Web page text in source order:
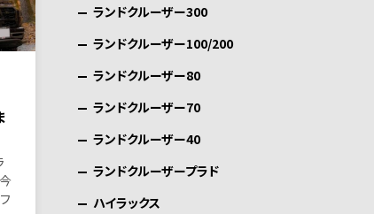
ランドクルーザー300
ランドクルーザー100/200
ランドクルーザー80
ランドクルーザー70
ランドクルーザー40
ランドクルーザープラド
ハイラックス